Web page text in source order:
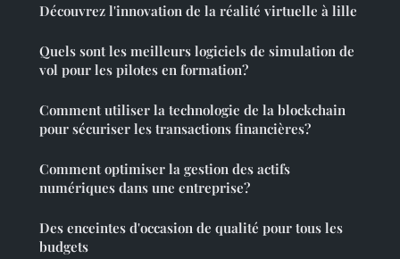
Découvrez l'innovation de la réalité virtuelle à lille
Quels sont les meilleurs logiciels de simulation de
vol pour les pilotes en formation?
Comment utiliser la technologie de la blockchain
pour sécuriser les transactions financières?
Comment optimiser la gestion des actifs
numériques dans une entreprise?
Des enceintes d'occasion de qualité pour tous les
budgets